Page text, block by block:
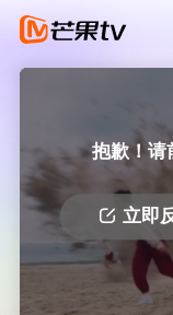
抱歉！请
立即